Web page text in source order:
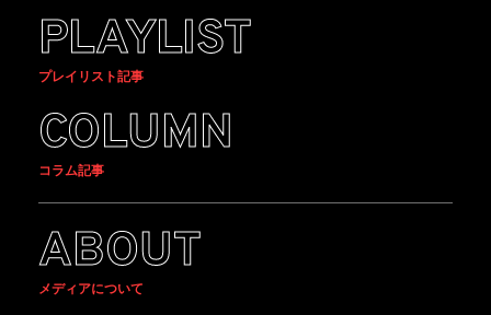
PLAYLIST
プレイリスト記事
COLUMN
コラム記事
ABOUT
メディアについて